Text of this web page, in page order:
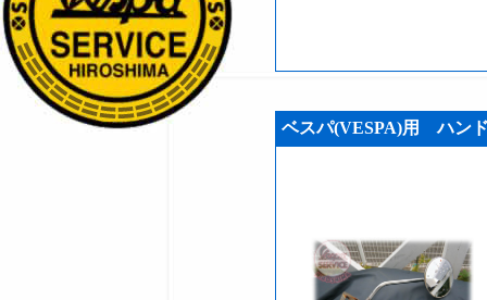
ベスパ(VESPA)用 ハン